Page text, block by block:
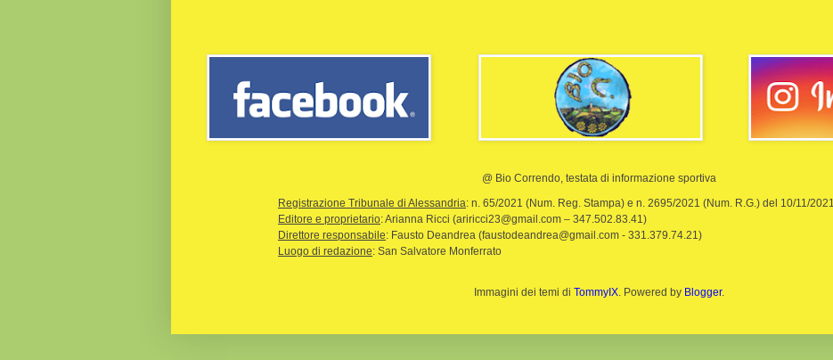
@ Bio Correndo, testata di informazione sportiva
Registrazione Tribunale di Alessandria: n. 65/2021 (Num. Reg. Stampa) e n. 2695/2021 (Num. R.G.) del 10/11/2021
Editore e proprietario: Arianna Ricci (ariricci23@gmail.com – 347.502.83.41)
Direttore responsabile: Fausto Deandrea (faustodeandrea@gmail.com - 331.379.74.21)
Luogo di redazione: San Salvatore Monferrato
Immagini dei temi di TommyIX. Powered by Blogger.